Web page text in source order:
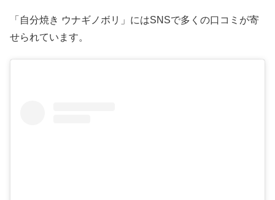
「自分焼き ウナギノボリ」にはSNSで多くの口コミが寄
せられています。